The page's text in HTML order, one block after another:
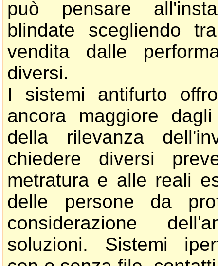
può pensare
blindate scegliendo
vendita dalle
diversi.
I sistemi antifurto
ancora maggiore
della rilevanza
chiedere diversi
metratura e alle reali
delle persone da
considerazione
soluzioni. Sistemi